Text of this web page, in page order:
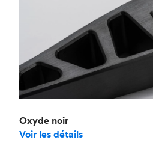
Oxyde noir
Voir les détails